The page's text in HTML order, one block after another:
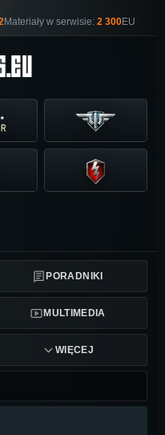
Materiały w serwisie: 2 300EU
PORADNIKI
MULTIMEDIA
WIĘCEJ